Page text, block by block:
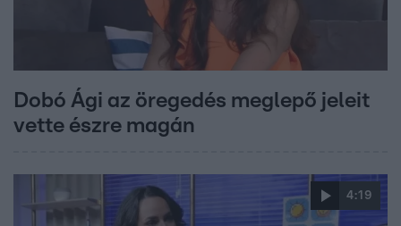
Dobó Ági az öregedés meglepő jeleit
vette észre magán
4:19